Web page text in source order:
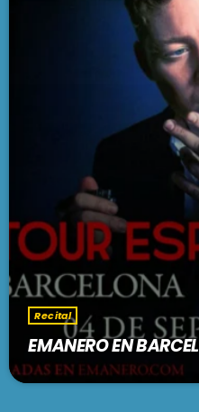
Recital
EMANERO EN